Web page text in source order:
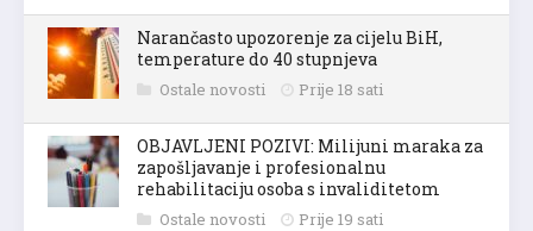
Narančasto upozorenje za cijelu BiH,
temperature do 40 stupnjeva
Ostale novosti Prije 18 sati
OBJAVLJENI POZIVI: Milijuni maraka za
zapošljavanje i profesionalnu
rehabilitaciju osoba s invaliditetom
Ostale novosti Prije 19 sati